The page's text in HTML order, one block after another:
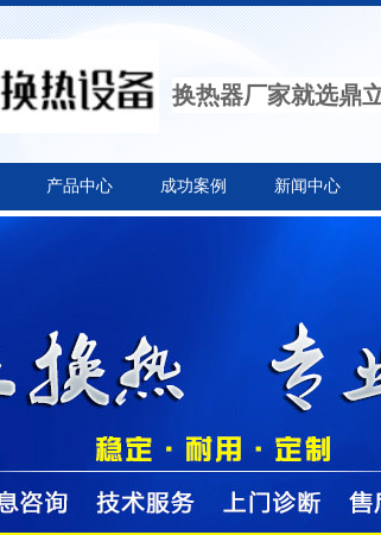
换热器厂家就选鼎
产品中心 成功案例 新闻中心